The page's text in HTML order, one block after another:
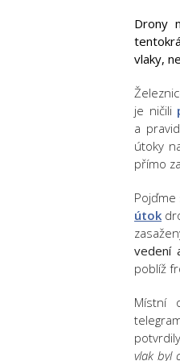
Drony
vlaky,
je ničili
a
útoky
přímo
Pojďme
útok
vedení
poblíž
Místní
vlak byl